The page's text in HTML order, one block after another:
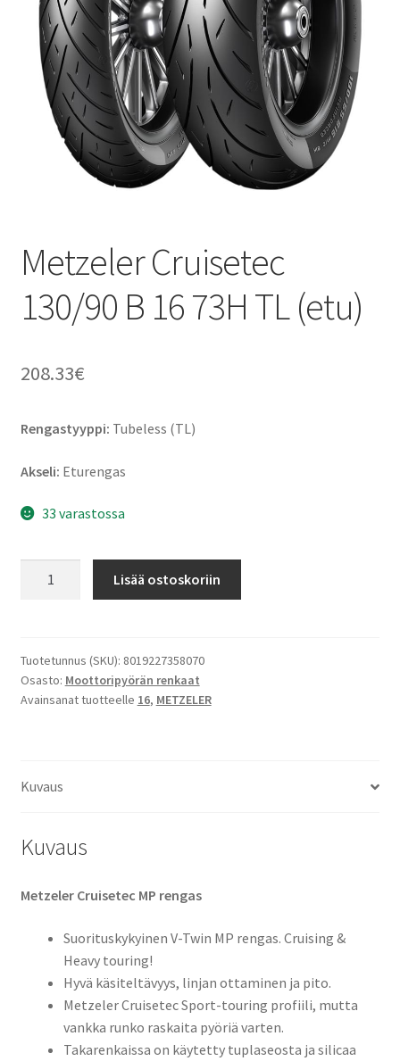
Metzeler Cruisetec
130/90 B 16 73H TL (etu)
208.33€
Rengastyyppi: Tubeless (TL)
Akseli: Eturengas
33 varastossa
16
73H
TL
Lisää ostoskoriin
Tuotetunnus (SKU): 8019227358070
Osasto: Moottoripyörän renkaat
Avainsanat tuotteelle 16, METZELER
Kuvaus
Kuvaus
Metzeler Cruisetec MP rengas
Suorituskykyinen V-Twin MP rengas. Cruising &
Heavy touring!
Hyvä käsiteltävyys, linjan ottaminen ja pito.
Metzeler Cruisetec Sport-touring profiili, mutta
vankka runko raskaita pyöriä varten.
Takarenkaissa on käytetty tuplaseosta ja silicaa